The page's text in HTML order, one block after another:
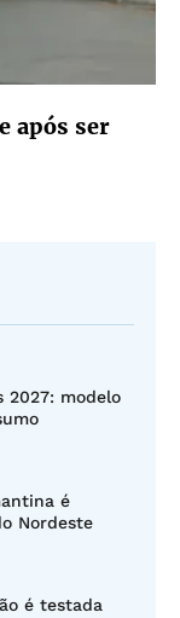
após ser
2027: modelo
é
Nordeste
é testada